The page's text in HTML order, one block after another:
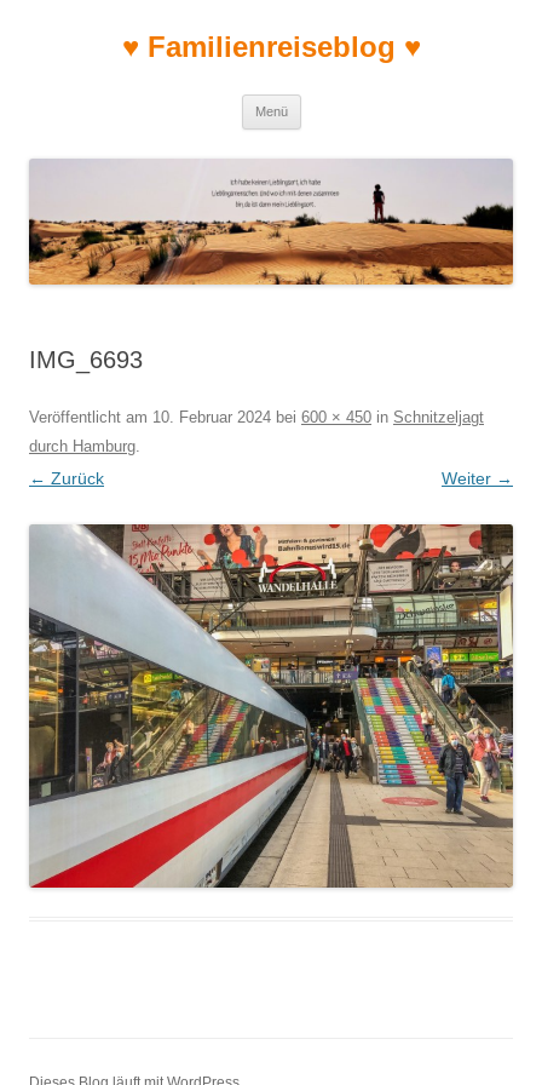
♥ Familienreiseblog ♥
Menü
IMG_6693
Veröffentlicht am 10. Februar 2024 bei 600 × 450 in Schnitzeljagt
durch Hamburg.
← Zurück Weiter →